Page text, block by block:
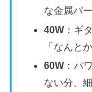
な金属パ
40W ：ギ
「なんと
60W ：パ
ない分、